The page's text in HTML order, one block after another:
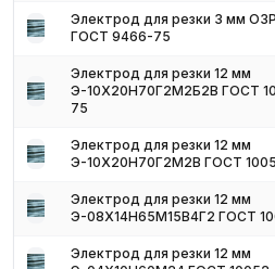
Резка электродами:
недостатки
Электрод для резки 3 мм
ГОСТ 9466-75
Электрод для резки 12 мм
Э-10Х20Н70Г2М2Б2В ГОСТ
75
Электрод для резки 12 мм
Э-10Х20Н70Г2М2В ГОСТ
Электрод для резки 12 мм
Э-08Х14Н65М15В4Г2 ГОСТ
Электрод для резки 12 мм